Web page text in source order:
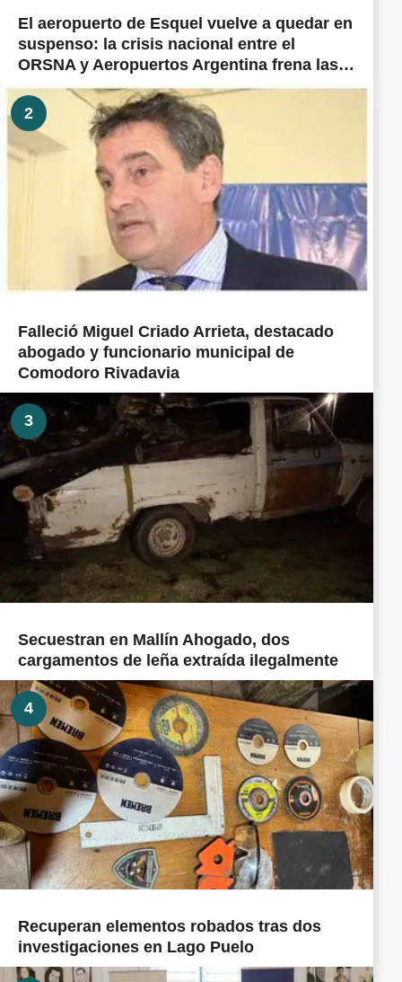
El aeropuerto de Esquel vuelve a quedar en
suspenso: la crisis nacional entre el
ORSNA y Aeropuertos Argentina frena las
obras prometidas en todo el país
2
Falleció Miguel Criado Arrieta, destacado
abogado y funcionario municipal de
Comodoro Rivadavia
3
Secuestran en Mallín Ahogado, dos
cargamentos de leña extraída ilegalmente
4
Recuperan elementos robados tras dos
investigaciones en Lago Puelo